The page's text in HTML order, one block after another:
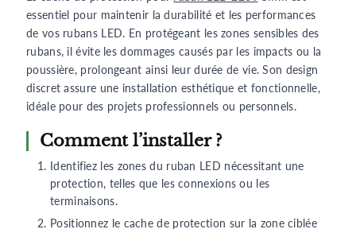
essentiel pour maintenir la durabilité et les performances
de vos rubans LED. En protégeant les zones sensibles des
rubans, il évite les dommages causés par les impacts ou la
poussière, prolongeant ainsi leur durée de vie. Son design
discret assure une installation esthétique et fonctionnelle,
idéale pour des projets professionnels ou personnels.
Comment l’installer ?
Identifiez les zones du ruban LED nécessitant une
protection, telles que les connexions ou les
terminaisons.
Positionnez le cache de protection sur la zone ciblée